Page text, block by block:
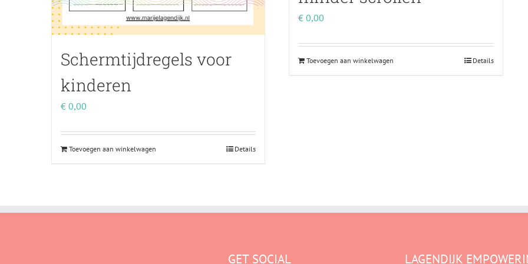
Schermtijdregels voor
kinderen
€ 0,00
Toevoegen aan winkelwagen Details
€ 0,00
Toevoegen aan winkelwagen Details
GET SOCIAL LAGENDIJK